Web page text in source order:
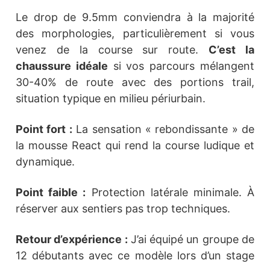
Le drop de 9.5mm conviendra à la majorité
des morphologies, particulièrement si vous
venez de la course sur route. C’est la
chaussure idéale si vos parcours mélangent
30-40% de route avec des portions trail,
situation typique en milieu périurbain.
Point fort : La sensation « rebondissante » de
la mousse React qui rend la course ludique et
dynamique.
Point faible : Protection latérale minimale. À
réserver aux sentiers pas trop techniques.
Retour d’expérience : J’ai équipé un groupe de
12 débutants avec ce modèle lors d’un stage